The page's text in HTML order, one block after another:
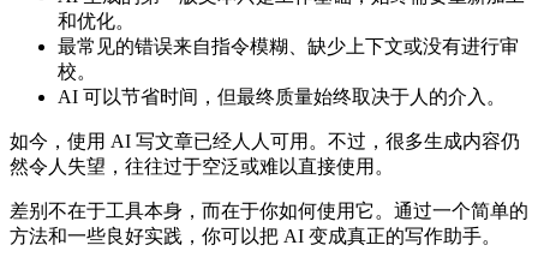
和优化。
最常见的错误来自指令模糊、缺少上下文或没有进行审
校。
AI 可以节省时间，但最终质量始终取决于人的介入。
如今，使用 AI 写文章已经人人可用。不过，很多生成内容仍
然令人失望，往往过于空泛或难以直接使用。
差别不在于工具本身，而在于你如何使用它。通过一个简单的
方法和一些良好实践，你可以把 AI 变成真正的写作助手。